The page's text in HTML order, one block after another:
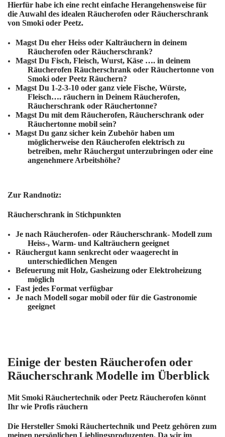
Hierfür habe ich eine recht einfache Herangehensweise für
die Auwahl des idealen Räucherofen oder Räucherschrank
von Smoki oder Peetz.
Magst Du eher Heiss oder Kalträuchern in deinem
Räucherofen oder Räucherschrank?
Magst Du Fisch, Fleisch, Wurst, Käse …. in deinem
Räucherofen Räucherschrank oder Räuchertonne von
Smoki oder Peetz Räuchern?
Magst Du 1-2-3-10 oder ganz viele Fische, Würste,
Fleisch…. räuchern in Deinem Räucherofen,
Räucherschrank oder Räuchertonne?
Magst Du mit dem Räucherofen, Räucherschrank oder
Räuchertonne mobil sein?
Magst Du ganz sicher kein Zubehör haben um
möglicherweise den Räucherofen elektrisch zu
betreiben, mehr Räuchergut unterzubringen oder eine
angenehmere Arbeitshöhe?
Zur Randnotiz:
Räucherschrank in Stichpunkten
Je nach Räucherofen- oder Räucherschrank- Modell zum
Heiss-, Warm- und Kalträuchern geeignet
Räuchergut kann senkrecht oder waagerecht in
unterschiedlichen Mengen
Befeuerung mit Holz, Gasheizung oder Elektroheizung
möglich
Fast jedes Format verfügbar
Je nach Modell sogar mobil oder für die Gastronomie
geeignet
Einige der besten Räucherofen oder
Räucherschrank Modelle im Überblick
Mit Smoki Räuchertechnik oder Peetz Räucherofen könnt
Ihr wie Profis räuchern
Die Hersteller Smoki Räuchertechnik und Peetz gehören zum
meinen persönlichen Lieblingsproduzenten. Da wir im